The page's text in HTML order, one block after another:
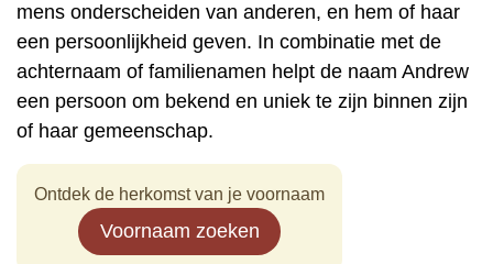
mens onderscheiden van anderen, en hem of haar
een persoonlijkheid geven. In combinatie met de
achternaam of familienamen helpt de naam Andrew
een persoon om bekend en uniek te zijn binnen zijn
of haar gemeenschap.
Ontdek de herkomst van je voornaam
Voornaam zoeken